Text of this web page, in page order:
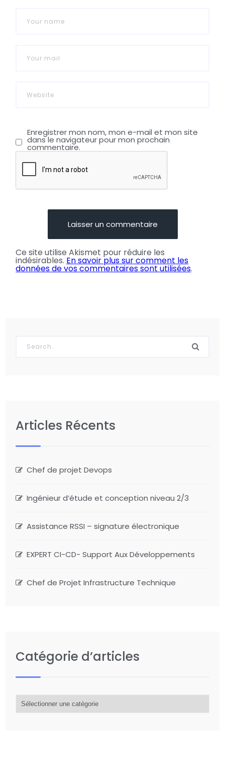
Enregistrer mon nom, mon e-mail et mon site
dans le navigateur pour mon prochain
commentaire.
Ce site utilise Akismet pour réduire les
indésirables. En savoir plus sur comment les
données de vos commentaires sont utilisées.
Articles Récents
Chef de projet Devops
Ingénieur d’étude et conception niveau 2/3
Assistance RSSI – signature électronique
EXPERT CI-CD- Support Aux Développements
Chef de Projet Infrastructure Technique
Catégorie d’articles
d’articles